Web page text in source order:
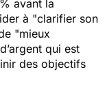
avant la
à "clarifier son
"mieux
qui est
des objectifs